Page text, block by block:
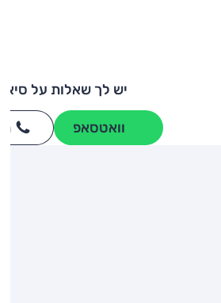
יש לך שאלות על סיאט
וואטסאפ
מותגים מתחרים